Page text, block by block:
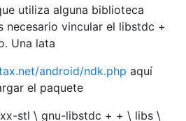
utiliza alguna biblioteca
necesario vincular el libstdc +
Una lata
android/ndk.php aquí
el paquete
stl \ gnu-libstdc + + \ libs \